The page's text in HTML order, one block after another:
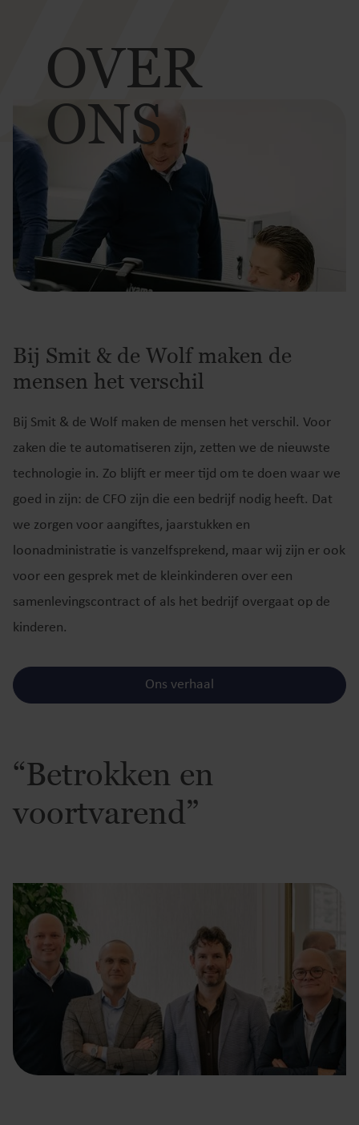
OVER
ONS
Bij Smit & de Wolf maken de
mensen het verschil
Bij Smit & de Wolf maken de mensen het verschil. Voor
zaken die te automatiseren zijn, zetten we de nieuwste
technologie in. Zo blijft er meer tijd om te doen waar we
goed in zijn: de CFO zijn die een bedrijf nodig heeft. Dat
we zorgen voor aangiftes, jaarstukken en
loonadministratie is vanzelfsprekend, maar wij zijn er ook
voor een gesprek met de kleinkinderen over een
samenlevingscontract of als het bedrijf overgaat op de
kinderen.
Ons verhaal
“Betrokken en
voortvarend”